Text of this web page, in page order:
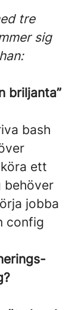
tre
sig
briljanta”
bash
ett
behöver
jobba
config